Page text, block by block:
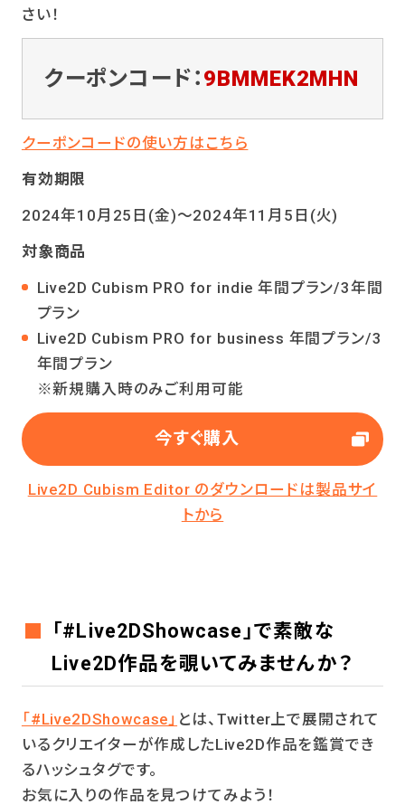
さい！
クーポンコード：9BMMEK2MHN
クーポンコードの使い方はこちら
有効期限
2024年10月25日(金)～2024年11月5日(火)
対象商品
Live2D Cubism PRO for indie 年間プラン/3年間
プラン
Live2D Cubism PRO for business 年間プラン/3
年間プラン
※新規購入時のみご利用可能
今すぐ購入
Live2D Cubism Editor のダウンロードは製品サイ
トから
「#Live2DShowcase」で素敵な
Live2D作品を覗いてみませんか？
「#Live2DShowcase」 とは、Twitter上で展開されて
いるクリエイターが作成したLive2D作品を鑑賞でき
るハッシュタグです。
お気に入りの作品を見つけてみよう！